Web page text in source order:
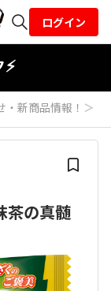
ログイン
・新商品情報！ ＞
茶の真髄